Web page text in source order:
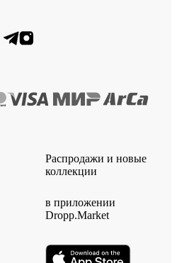
Распродажи и новые
коллекции
в приложении
Dropp.Market